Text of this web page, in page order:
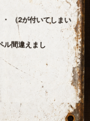
（2が付いてしまい
間違えまし